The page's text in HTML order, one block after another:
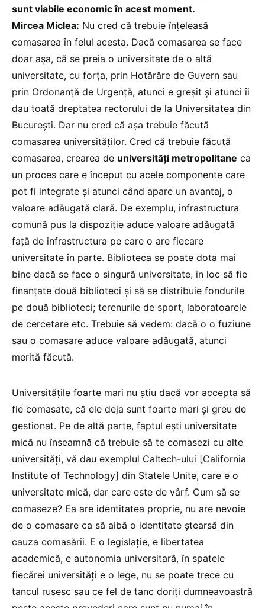
sunt viabile economic în acest moment.
Mircea Miclea: Nu cred că trebuie înțeleasă
comasarea în felul acesta. Dacă comasarea se face
doar așa, că se preia o universitate de o altă
universitate, cu forța, prin Hotărâre de Guvern sau
prin Ordonanță de Urgență, atunci e greșit și atunci îi
dau toată dreptatea rectorului de la Universitatea din
București. Dar nu cred că așa trebuie făcută
comasarea universităților. Cred că trebuie făcută
comasarea, crearea de universități metropolitane ca
un proces care e început cu acele componente care
pot fi integrate și atunci când apare un avantaj, o
valoare adăugată clară. De exemplu, infrastructura
comună pus la dispoziție aduce valoare adăugată
față de infrastructura pe care o are fiecare
universitate în parte. Biblioteca se poate dota mai
bine dacă se face o singură universitate, în loc să fie
finanțate două biblioteci și să se distribuie fondurile
pe două biblioteci; terenurile de sport, laboratoarele
de cercetare etc. Trebuie să vedem: dacă o o fuziune
sau o comasare aduce valoare adăugată, atunci
merită făcută.
Universitățile foarte mari nu știu dacă vor accepta să
fie comasate, că ele deja sunt foarte mari și greu de
gestionat. Pe de altă parte, faptul ești universitate
mică nu înseamnă că trebuie să te comasezi cu alte
universități, vă dau exemplul Caltech-ului [California
Institute of Technology] din Statele Unite, care e o
universitate mică, dar care este de vârf. Cum să se
comaseze? Ea are identitatea proprie, nu are nevoie
de o comasare ca să aibă o identitate ștearsă din
cauza comasării. E o legislație, e libertatea
academică, e autonomia universitară, în spatele
fiecărei universități e o lege, nu se poate trece cu
tancul rusesc sau ce fel de tanc doriți dumneavoastră